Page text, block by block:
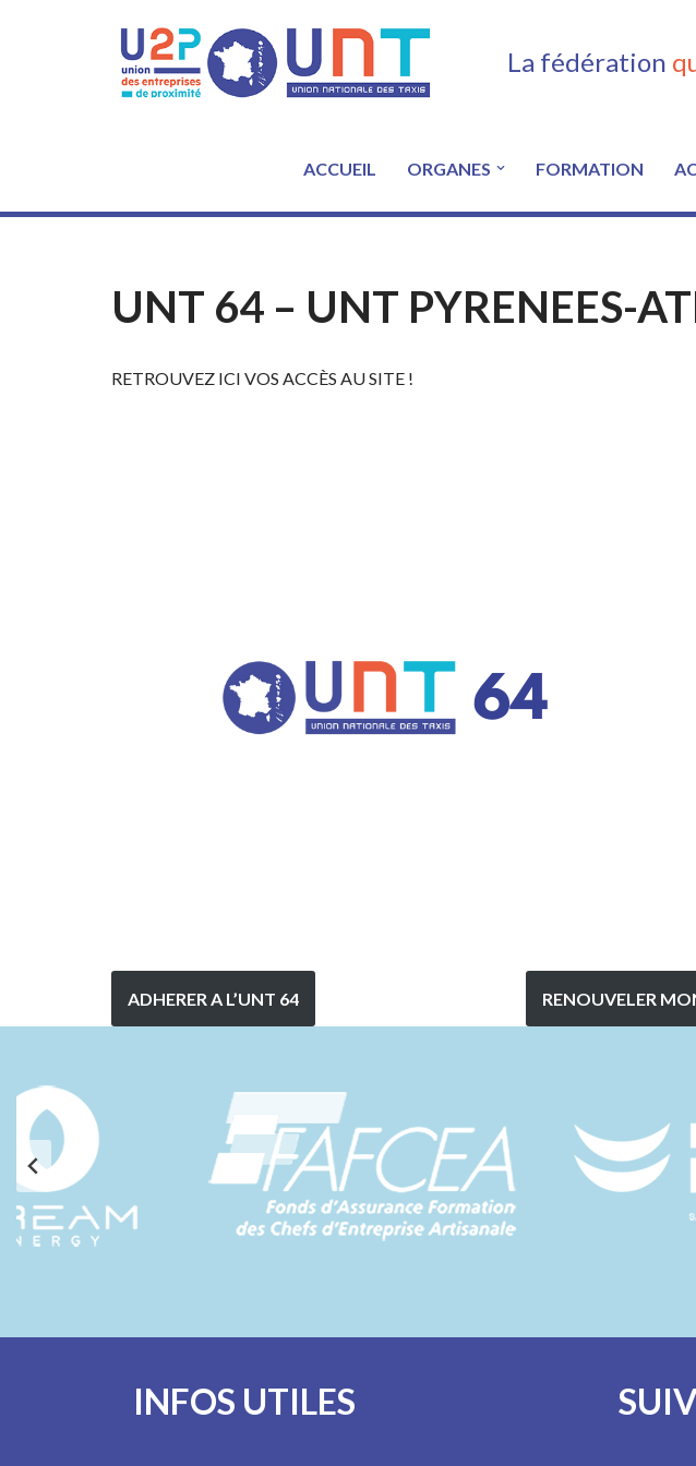
La fédération
ACCUEIL ORGANES FORMATION
UNT 64 – UNT PYRENEES-
RETROUVEZ ICI VOS ACCÈS AU SITE !
ADHERER A L’UNT 64 RENOUVELER
INFOS UTILES